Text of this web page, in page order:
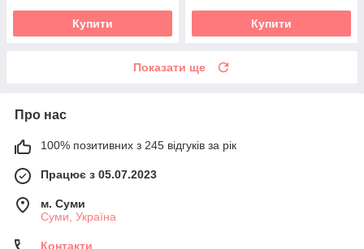
Купити Купити
Показати ще
Про нас
100% позитивних з 245 відгуків за рік
Працює з 05.07.2023
м. Суми
Суми, Україна
Контакти